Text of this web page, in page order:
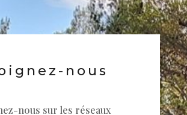
nous
nous sur les réseaux